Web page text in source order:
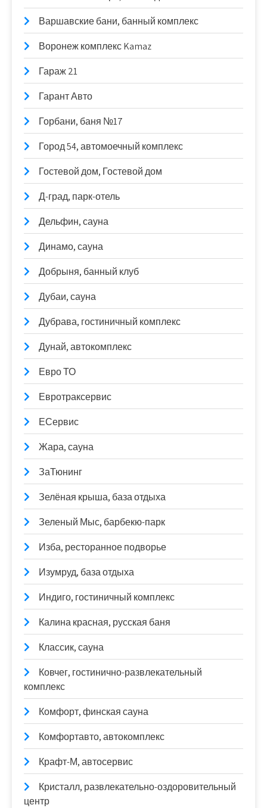
Варшавские бани, банный комплекс
Воронеж комплекс Kamaz
Гараж 21
Гарант Авто
Горбани, баня №17
Город 54, автомоечный комплекс
Гостевой дом, Гостевой дом
Д-град, парк-отель
Дельфин, сауна
Динамо, сауна
Добрыня, банный клуб
Дубаи, сауна
Дубрава, гостиничный комплекс
Дунай, автокомплекс
Евро ТО
Евротраксервис
ЕСервис
Жара, сауна
ЗаТюнинг
Зелёная крыша, база отдыха
Зеленый Мыс, барбекю-парк
Изба, ресторанное подворье
Изумруд, база отдыха
Индиго, гостиничный комплекс
Калина красная, русская баня
Классик, сауна
Ковчег, гостинично-развлекательный
комплекс
Комфорт, финская сауна
Комфортавто, автокомплекс
Крафт-М, автосервис
Кристалл, развлекательно-оздоровительный
центр